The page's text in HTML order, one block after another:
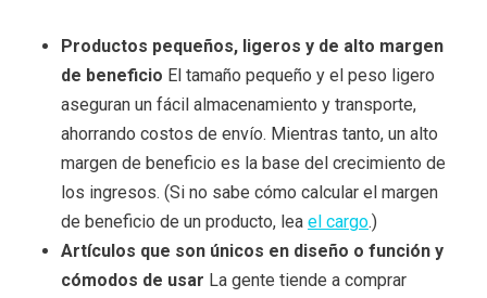
Productos pequeños, ligeros y de alto margen
de beneficio El tamaño pequeño y el peso ligero
aseguran un fácil almacenamiento y transporte,
ahorrando costos de envío. Mientras tanto, un alto
margen de beneficio es la base del crecimiento de
los ingresos. (Si no sabe cómo calcular el margen
de beneficio de un producto, lea el cargo.)
Artículos que son únicos en diseño o función y
cómodos de usar La gente tiende a comprar